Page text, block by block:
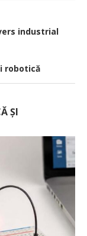
industrial
robotică
ȘI